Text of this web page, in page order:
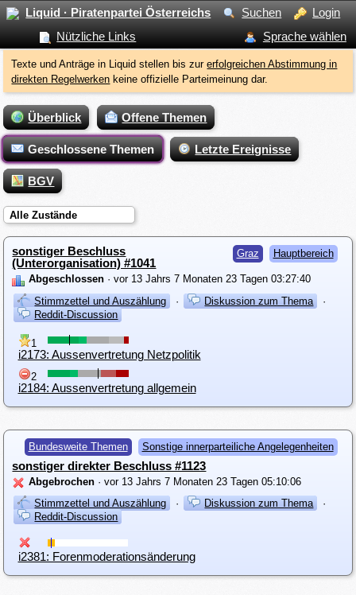
Liquid · Piratenpartei Österreichs Suchen
Login
Nützliche Links
Sprache wählen
Texte und Anträge in Liquid stellen bis zurerfolgreichen Abstimmung in
direkten Regelwerken keine offizielle Parteimeinung dar.
Überblick Offene Themen
Geschlossene Themen Letzte Ereignisse
BGV
Alle Zustände
Graz Hauptbereich
sonstiger Beschluss
(Unterorganisation) #1041
Abgeschlossen · vor 13 Jahrs 7 Monaten 23 Tagen 03:27:40
Stimmzettel und Auszählung
· Diskussion zum Thema
·
Reddit-Discussion
1
i2173: Aussenvertretung Netzpolitik
2
i2184: Aussenvertretung allgemein
Bundesweite Themen Sonstige innerparteiliche Angelegenheiten
sonstiger direkter Beschluss #1123
Abgebrochen · vor 13 Jahrs 7 Monaten 23 Tagen 05:10:06
Stimmzettel und Auszählung
· Diskussion zum Thema
·
Reddit-Discussion
i2381: Forenmoderationsänderung